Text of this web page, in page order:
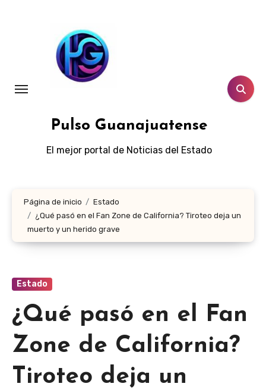
Pulso Guanajuatense
El mejor portal de Noticias del Estado
Página de inicio
Estado
¿Qué pasó en el Fan Zone de California? Tiroteo deja un
muerto y un herido grave
Estado
¿Qué pasó en el Fan
Zone de California?
Tiroteo deja un